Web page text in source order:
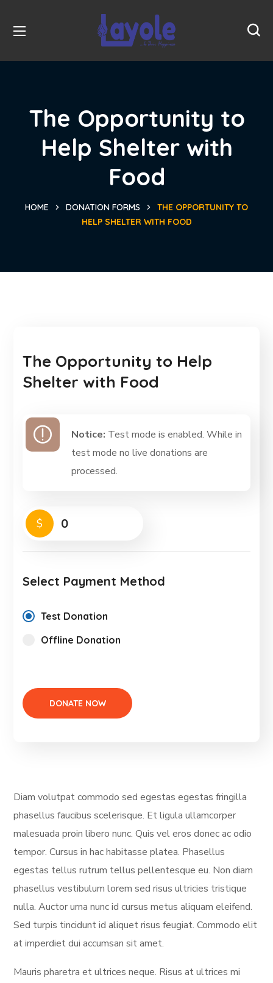
The Opportunity to
Help Shelter with
Food
HOME DONATION FORMS
THE OPPORTUNITY TO
HELP SHELTER WITH FOOD
The Opportunity to Help
Shelter with Food
Notice: Test mode is enabled. While in
test mode no live donations are
processed.
$ 0
Select Payment Method
Test Donation
Offline Donation
Diam volutpat commodo sed egestas egestas fringilla
phasellus faucibus scelerisque. Et ligula ullamcorper
malesuada proin libero nunc. Quis vel eros donec ac odio
tempor. Cursus in hac habitasse platea. Phasellus
egestas tellus rutrum tellus pellentesque eu. Non diam
phasellus vestibulum lorem sed risus ultricies tristique
nulla. Auctor urna nunc id cursus metus aliquam eleifend.
Sed turpis tincidunt id aliquet risus feugiat. Commodo elit
at imperdiet dui accumsan sit amet.
Mauris pharetra et ultrices neque. Risus at ultrices mi